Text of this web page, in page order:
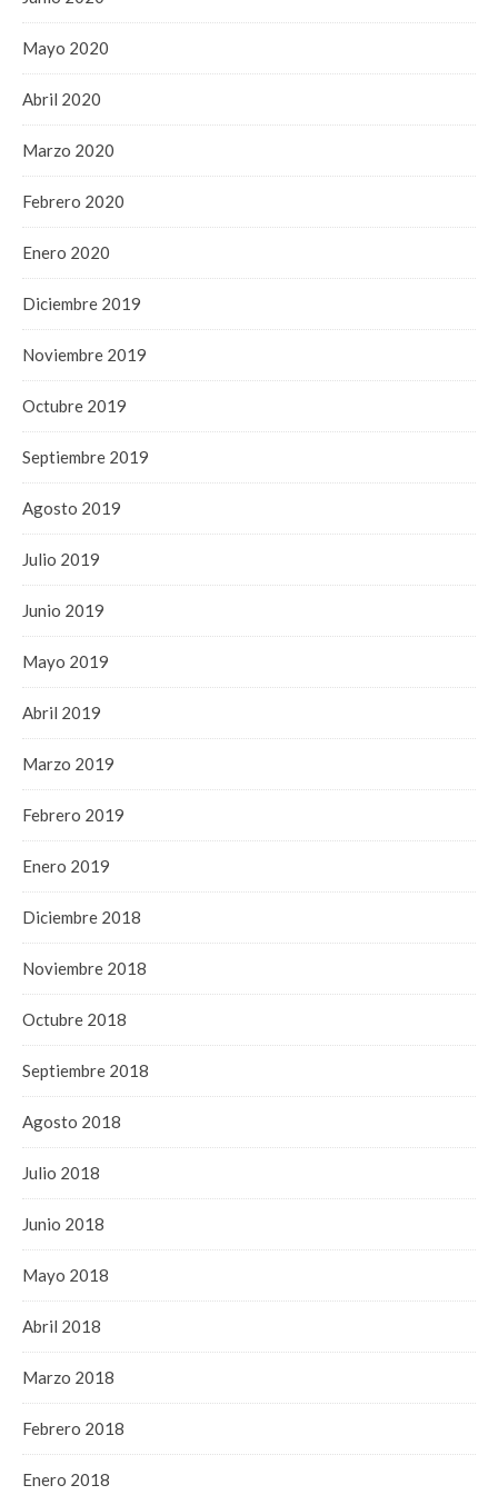
Mayo 2020
Abril 2020
Marzo 2020
Febrero 2020
Enero 2020
Diciembre 2019
Noviembre 2019
Octubre 2019
Septiembre 2019
Agosto 2019
Julio 2019
Junio 2019
Mayo 2019
Abril 2019
Marzo 2019
Febrero 2019
Enero 2019
Diciembre 2018
Noviembre 2018
Octubre 2018
Septiembre 2018
Agosto 2018
Julio 2018
Junio 2018
Mayo 2018
Abril 2018
Marzo 2018
Febrero 2018
Enero 2018